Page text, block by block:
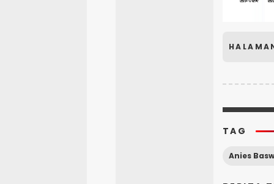
TAG
Anies